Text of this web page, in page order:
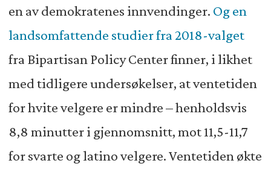
en av demokratenes innvendinger. Og en
landsomfattende studier fra 2018-valget
fra Bipartisan Policy Center finner, i likhet
med tidligere undersøkelser, at ventetiden
for hvite velgere er mindre – henholdsvis
8,8 minutter i gjennomsnitt, mot 11,5-11,7
for svarte og latino velgere. Ventetiden økte